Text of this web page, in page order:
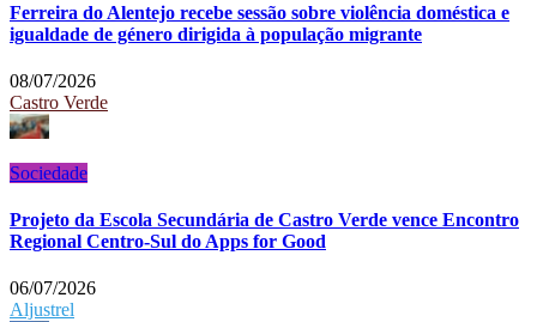
Ferreira do Alentejo recebe sessão sobre violência doméstica e
igualdade de género dirigida à população migrante
08/07/2026
Castro Verde
Sociedade
Projeto da Escola Secundária de Castro Verde vence Encontro
Regional Centro-Sul do Apps for Good
06/07/2026
Aljustrel